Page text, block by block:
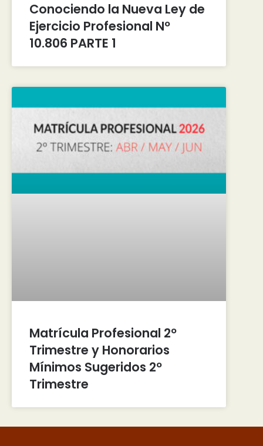
Conociendo la Nueva Ley de
Ejercicio Profesional Nº
10.806 PARTE 1
Matrícula Profesional 2º
Trimestre y Honorarios
Mínimos Sugeridos 2º
Trimestre